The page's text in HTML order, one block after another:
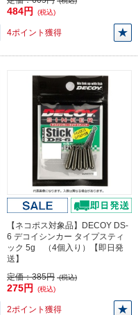
484円 (税込)
4ポイント獲得
【ネコポス対象品】DECOY DS-
6 デコイシンカー タイプスティ
ック 5g （4個入り）【即日発
送】
定価：385円 (税込)
275円 (税込)
2ポイント獲得